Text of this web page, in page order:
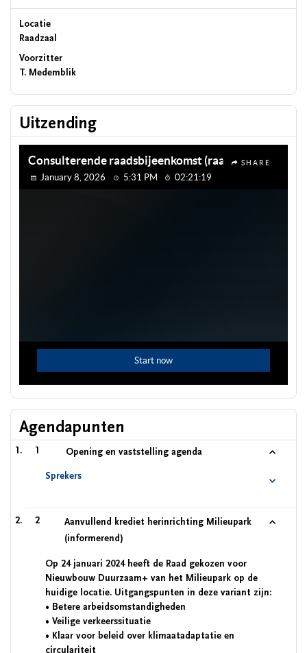
Locatie
Raadzaal
Voorzitter
T. Medemblik
Uitzending
Agendapunten
1 Opening en vaststelling agenda
Sprekers
2
Aanvullend krediet herinrichting Milieupark
(informerend)
Op 24 januari 2024 heeft de Raad gekozen voor
Nieuwbouw Duurzaam+ van het Milieupark op de
huidige locatie. Uitgangspunten in deze variant zijn:
• Betere arbeidsomstandigheden
• Veilige verkeerssituatie
• Klaar voor beleid over klimaatadaptatie en
circulariteit